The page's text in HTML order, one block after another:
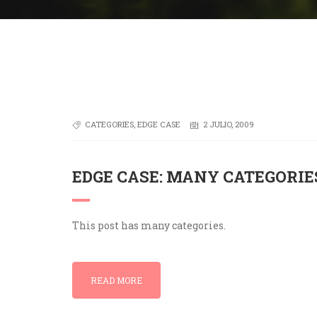
CATEGORIES, EDGE CASE 2 JULIO, 2009
EDGE CASE: MANY
This post has many categories.
READ MORE